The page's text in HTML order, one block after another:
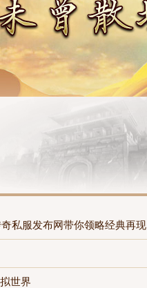
私服发布网带你领略经典再现
世界